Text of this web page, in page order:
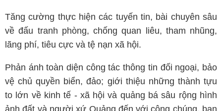
Tăng cường thực hiện các tuyến tin, bài chuyên sâu
về đấu tranh phòng, chống quan liêu, tham nhũng,
lãng phí, tiêu cực và tệ nạn xã hội.
Phản ánh toàn diện công tác thông tin đối ngoại, bảo
vệ chủ quyền biển, đảo; giới thiệu những thành tựu
to lớn về kinh tế - xã hội và quảng bá sâu rộng hình